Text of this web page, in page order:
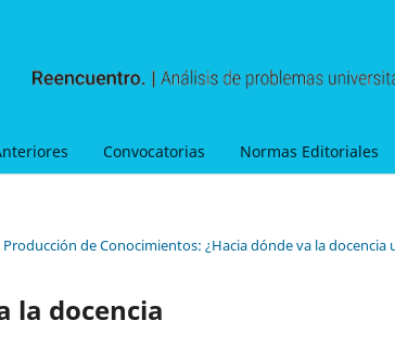
Convocatorias Normas Editoriales
de Conocimientos: ¿Hacia dónde va la docencia
la docencia